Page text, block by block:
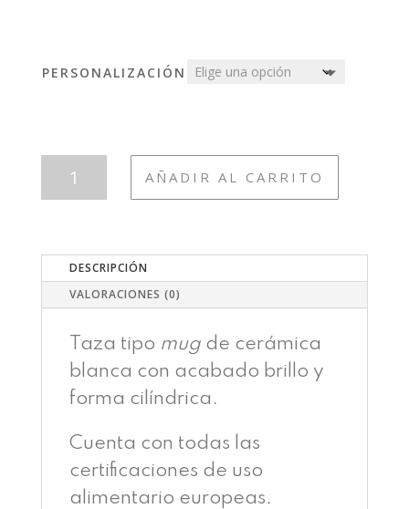
PERSONALIZACIÓN
MOTERA
AÑADIR AL CARRITO
DESCRIPCIÓN
VALORACIONES (0)
Taza tipo mugde cerámica
blanca con acabado brillo y
forma cilíndrica.
Cuenta con todas las
certificaciones de uso
alimentario europeas.